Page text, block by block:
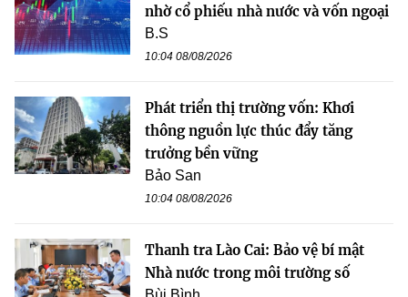
nhờ cổ phiếu nhà nước và vốn ngoại
B.S
10:04 08/08/2026
Phát triển thị trường vốn: Khơi
thông nguồn lực thúc đẩy tăng
trưởng bền vững
Bảo San
10:04 08/08/2026
Thanh tra Lào Cai: Bảo vệ bí mật
Nhà nước trong môi trường số